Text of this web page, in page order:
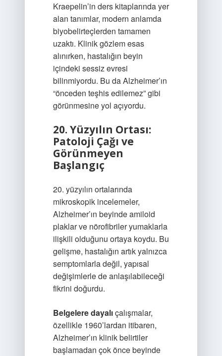
Kraepelin’in ders kitaplarında yer
alan tanımlar, modern anlamda
biyobelirteçlerden tamamen
uzaktı. Klinik gözlem esas
alınırken, hastalığın beyin
içindeki sessiz evresi
bilinmiyordu. Bu da Alzheimer’ın
“önceden teşhis edilemez” gibi
görünmesine yol açıyordu.
20. Yüzyılın Ortası:
Patoloji Çağı ve
Görünmeyen
Başlangıç
20. yüzyılın ortalarında
mikroskopik incelemeler,
Alzheimer’ın beyinde amiloid
plaklar ve nörofibriler yumaklarla
ilişkili olduğunu ortaya koydu. Bu
gelişme, hastalığın artık yalnızca
semptomlarla değil, yapısal
değişimlerle de anlaşılabileceği
fikrini doğurdu.
Belgelere dayalıçalışmalar,
özellikle 1960’lardan itibaren,
Alzheimer’ın klinik belirtiler
başlamadan çok önce beyinde